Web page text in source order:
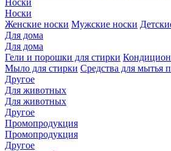
Носки
Носки
Женские носки Мужские носки
Для дома
Для дома
Гели и порошки для стирки
Мыло для стирки Средства для мытья
Другое
Для животных
Для животных
Другое
Промопродукция
Промопродукция
Другое